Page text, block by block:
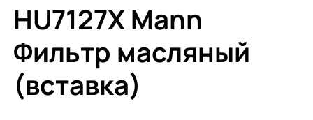
HU7127X Mann
Фильтр масляный
(вставка)